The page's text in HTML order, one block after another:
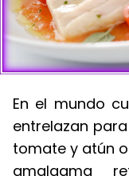
En el mundo
entrelazan
tomate y atún
amalgama